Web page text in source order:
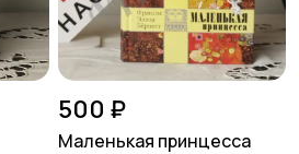
500 ₽
Маленькая принцесса